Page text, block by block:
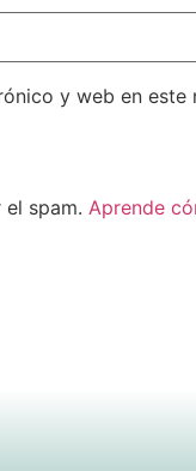
y web en
spam. Aprende